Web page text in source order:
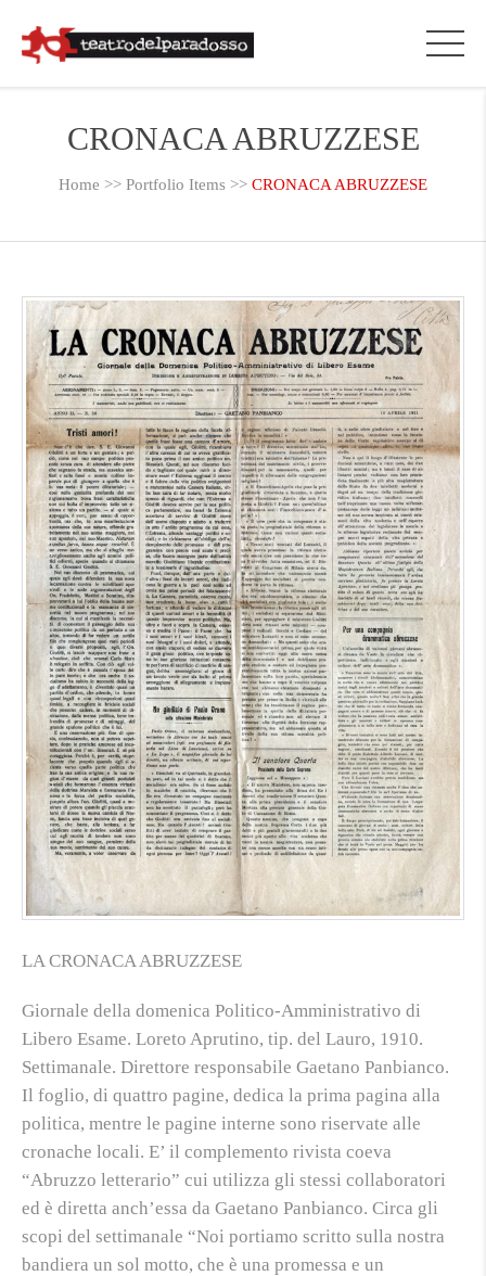
CRONACA ABRUZZESE
Home >> Portfolio Items >> CRONACA ABRUZZESE
LA CRONACA ABRUZZESE
Giornale della domenica Politico-Amministrativo di
Libero Esame. Loreto Aprutino, tip. del Lauro, 1910.
Settimanale. Direttore responsabile Gaetano Panbianco.
Il foglio, di quattro pagine, dedica la prima pagina alla
politica, mentre le pagine interne sono riservate alle
cronache locali. E’ il complemento rivista coeva
“Abruzzo letterario” cui utilizza gli stessi collaboratori
ed è diretta anch’essa da Gaetano Panbianco. Circa gli
scopi del settimanale “Noi portiamo scritto sulla nostra
bandiera un sol motto, che è una promessa e un